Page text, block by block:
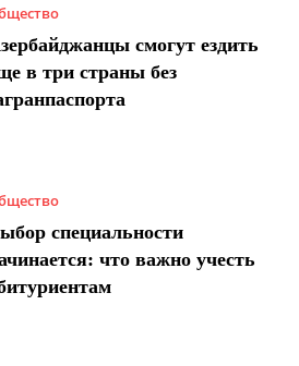
смогут ездить
в три страны без
специальности
что важно учесть